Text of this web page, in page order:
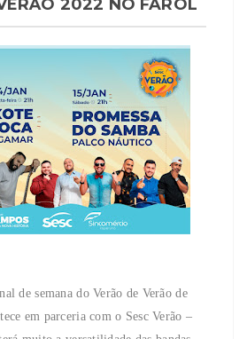
2022 NO FAROL
de semana do Verão de Verão de
em parceria com o Sesc Verão –